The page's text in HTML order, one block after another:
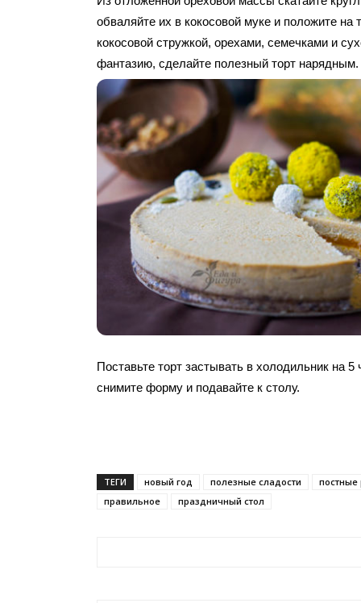
обваляйте их в кокосовой муке и положите на
кокосовой стружкой, орехами, семечками и
фантазию, сделайте полезный торт нарядным.
Поставьте торт застывать в холодильник на 5
снимите форму и подавайте к столу.
ТЕГИ новый год полезные сладости
постные
правильное
праздничный стол